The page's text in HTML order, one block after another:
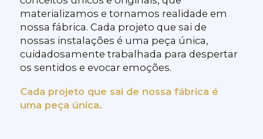
materializamos e tornamos realidade em
nossa fábrica. Cada projeto que sai de
nossas instalações é uma peça única,
cuidadosamente trabalhada para despertar
os sentidos e evocar emoções.
Cada projeto que sai de nossa fábrica é
uma peça única.